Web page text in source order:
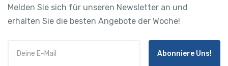
Melden Sie sich für unseren Newsletter an und
erhalten Sie die besten Angebote der Woche!
Abonniere Uns!